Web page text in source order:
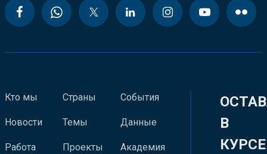
Кто мы
Новости
Работа
Страны
Темы
Проекты
События
Данные
Академия
В
КУРСЕ